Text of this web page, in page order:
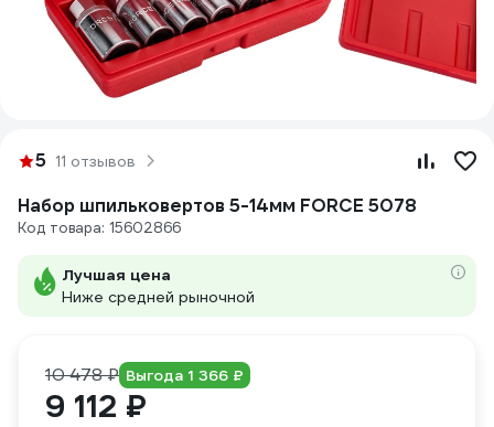
5 11 отзывов
Набор шпильковертов 5-14мм FORCE 5078
Код товара: 15602866
Лучшая цена
Ниже средней рыночной
10 478 ₽ Выгода 1 366 ₽
9 112 ₽